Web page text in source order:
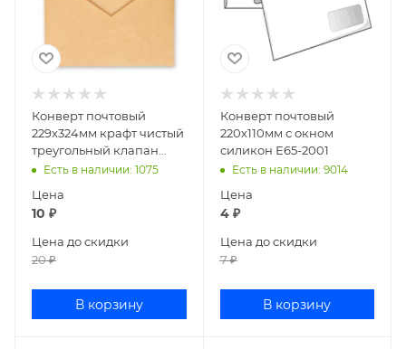
Конверт почтовый
229х324мм крафт чистый
треугольный клапан
С4Ж/
Есть в наличии: 1075
Цена
10 ₽
Цена до скидки
20₽
В корзину
Конверт почтовый
220х110мм с окном
силикон Е65-2001
Есть в наличии: 9014
Цена
4₽
Цена до скидки
7₽
В корзину